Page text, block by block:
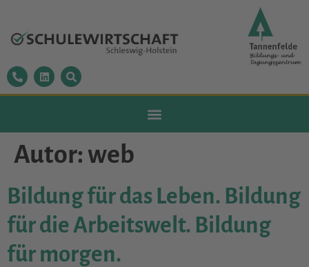
Autor: web
Bildung für das Leben. Bildung
für die Arbeitswelt. Bildung
für morgen.